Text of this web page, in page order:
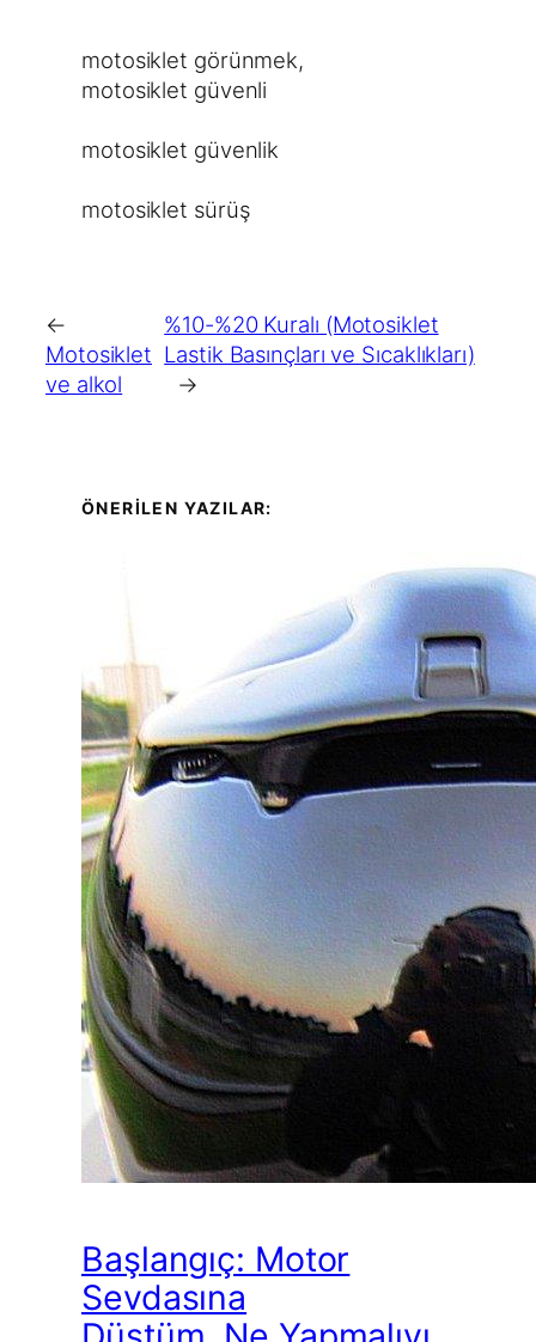
motosiklet görünmek,
motosiklet güvenli
motosiklet güvenlik
motosiklet sürüş
←
Motosiklet
ve alkol
%10-%20 Kuralı (Motosiklet
Lastik Basınçları ve Sıcaklıkları)
→
ÖNERİLEN YAZILAR:
Başlangıç: Motor
Sevdasına